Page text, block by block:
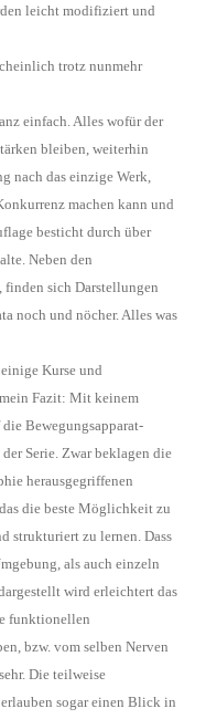
leicht modifiziert und
trotz nunmehr
einfach. Alles wofür der
bleiben, weiterhin
nach das einzige Werk,
machen kann und
besticht durch über
Neben den
finden sich Darstellungen
noch und nöcher. Alles was
Kurse und
Fazit: Mit keinem
Bewegungsapparat-
Serie. Zwar beklagen die
herausgegriffenen
die beste Möglichkeit zu
strukturiert zu lernen. Dass
als auch einzeln
wird erleichtert das
funktionellen
bzw. vom selben Nerven
Die teilweise
sogar einen Blick in